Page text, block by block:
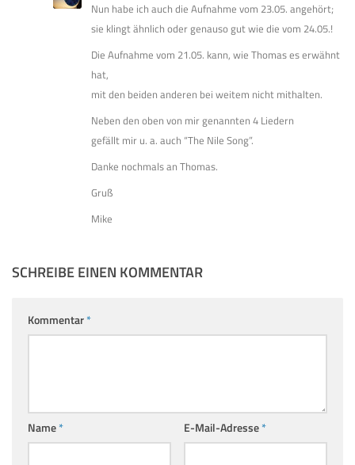
Nun habe ich auch die Aufnahme vom 23.05. angehört;
sie klingt ähnlich oder genauso gut wie die vom 24.05.!
Die Aufnahme vom 21.05. kann, wie Thomas es erwähnt
hat,
mit den beiden anderen bei weitem nicht mithalten.
Neben den oben von mir genannten 4 Liedern
gefällt mir u. a. auch “The Nile Song”.
Danke nochmals an Thomas.
Gruß
Mike
SCHREIBE EINEN KOMMENTAR
Kommentar*
Name* E-Mail-Adresse*